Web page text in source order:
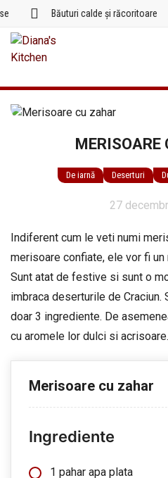
conținut
Băuturi calde și răcoritoare
MERISOARE
De iarnă Deserturi
27
Indiferent cum le veti numi
merisoare confiate, ele vor fi
Sunt atat de festive si sunt o
imbraca deserturile de
doar 3 ingrediente. De
cu aromele lor dulci si acrisoare.
Merisoare cu zahar
Ingrediente
1 pahar apa plata